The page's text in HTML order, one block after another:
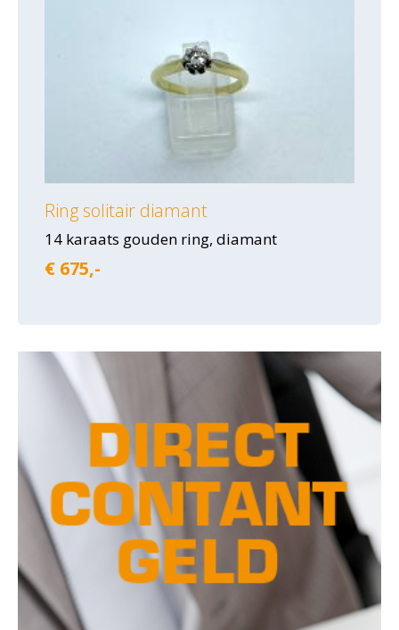
Ring solitair diamant
14 karaats gouden ring, diamant
€ 675,-